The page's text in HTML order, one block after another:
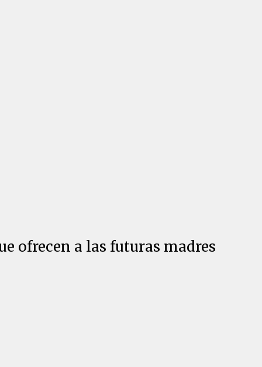
ofrecen a las futuras madres